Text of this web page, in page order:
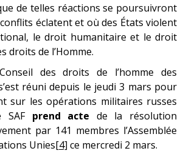
de telles réactions se poursuivront
éclatent et où des États violent
le droit humanitaire et le droit
droits de l’Homme.
des droits de l’homme des
réuni depuis le jeudi 3 mars pour
sur les opérations militaires russes
SAF prend acte de la résolution
par 141 membres l’Assemblée
Unies[4] ce mercredi 2 mars.